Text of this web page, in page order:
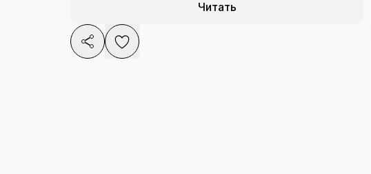
Читать